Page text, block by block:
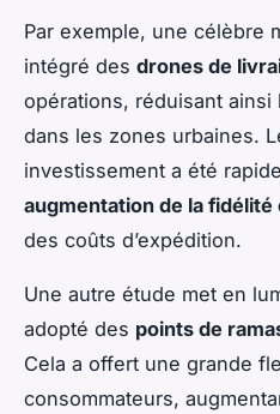
Par exemple, une célèbre
intégré des drones de
opérations, réduisant
dans les zones urbaines.
investissement a été
augmentation de la fidélité
des coûts d’expédition.
Une autre étude met en
adopté des points de
Cela a offert une grande
consommateurs,